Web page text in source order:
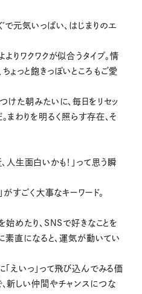
で元気いっぱい、はじまりのエ
りワクワクが似合うタイプ。情
ょっと飽きっぽいところもご愛
けた朝みたいに、毎日をリセッ
まわりを明るく照らす存在、そ
生面白いかも！」って思う瞬
がすごく大事なキーワード。
始めたり、SNSで好きなことを
素直になると、運気が動いてい
「えいっ」って飛び込んでみる価
新しい仲間やチャンスにつな